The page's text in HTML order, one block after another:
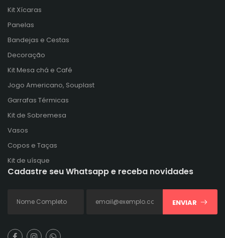
Kit Xícaras
Panelas
Bandejas e Cestas
Decoração
Kit Mesa chá e Café
Jogo Americano, Souplast
Garrafas Térmicas
Kit de Sobremesa
Vasos
Copos e Taças
Kit de uísque
Cadastre seu Whatsapp e receba novidades
ENVIAR